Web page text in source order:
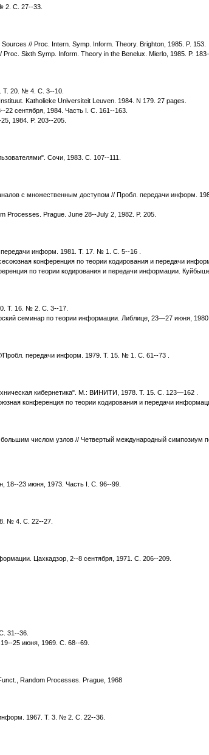
2. С. 27--33.
// Proc. Intern. Symp. Inform. Theory. Brighton, 1985. P. 153.
Sixth Symp. Inform. Theory in the Benelux. Mierlo, 1985. P.
Т. 20. № 4. С. 3--10.
Katholieke Universiteit Leuven. 1984. N 179. 27 pages.
сентября, 1984. Часть I. С. 161--163.
1984. P. 203--205.
Сочи, 1983. С. 107--111.
с множественным доступом // Пробл. передачи информ.
Processes. Prague. June 28--July 2, 1982. P. 205.
информ. 1981. Т. 17. № 1. С. 5--16 .
конференция по теории кодирования и передачи
по теории кодирования и передачи информации.
Т. 16. № 2. С. 3--17.
семинар по теории информации. Либлице, 23—27 июня,
передачи информ. 1979. Т. 15. № 1. С. 61--73 .
кибернетика". М.: ВИНИТИ, 1978. Т. 15. С. 123—162 .
конференция по теории кодирования и передачи
числом узлов // Четвертый международный симпозиум
18--23 июня, 1973. Часть I. С. 96--99.
№ 4. С. 22--27.
Цахкадзор, 2--8 сентября, 1971. С. 206--209.
31--36.
25 июня, 1969. С. 68--69.
Random Processes. Prague, 1968
1967. Т. 3. № 2. С. 22--36.